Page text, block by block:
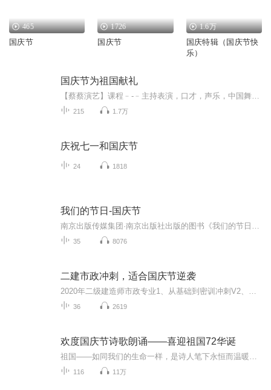
465
国庆节
1726
国庆节
1.6万
国庆特辑（国庆节快
乐）
国庆节为祖国献礼
215 1.7万
庆祝七一和国庆节
24 1818
我们的节日-国庆节
35 8076
二建市政冲刺，适合国庆节逆袭
36 2619
欢度国庆节诗歌朗诵——喜迎祖国72华诞
116 11万